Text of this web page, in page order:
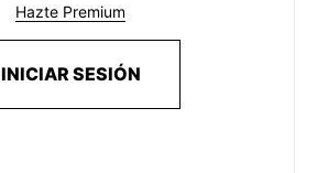
Hazte Premium
INICIAR SESIÓN